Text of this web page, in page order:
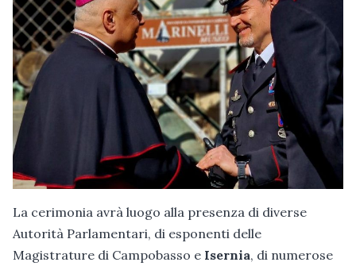
La cerimonia avrà luogo alla presenza di diverse
Autorità Parlamentari, di esponenti delle
Magistrature di Campobasso e Isernia, di numerose